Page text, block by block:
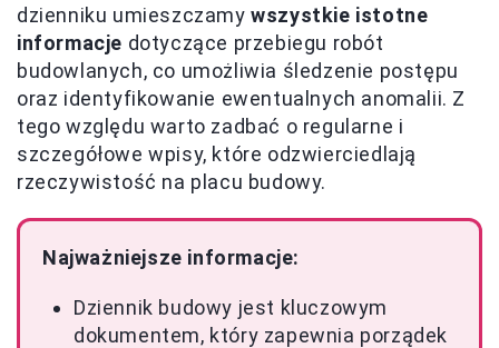
dzienniku umieszczamywszystkie istotne
informacje dotyczące przebiegu robót
budowlanych, co umożliwia śledzenie postępu
oraz identyfikowanie ewentualnych anomalii. Z
tego względu warto zadbać o regularne i
szczegółowe wpisy, które odzwierciedlają
rzeczywistość na placu budowy.
Najważniejsze informacje:
Dziennik budowy jest kluczowym
dokumentem, który zapewnia porządek